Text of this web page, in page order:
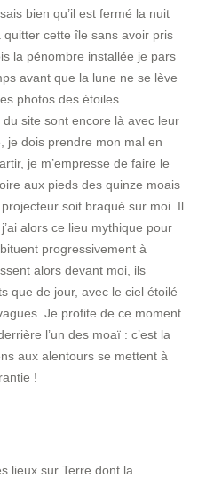
bien qu’il est fermé la nuit
cette île sans avoir pris
la pénombre installée je pars
avant que la lune ne se lève
photos des étoiles…
site sont encore là avec leur
je dois prendre mon mal en
je m’empresse de faire le
aux pieds des quinze moais
soit braqué sur moi. Il
alors ce lieu mythique pour
progressivement à
alors devant moi, ils
que de jour, avec le ciel étoilé
Je profite de ce moment
l’un des moaï : c’est la
aux alentours se mettent à
!
lieux sur Terre dont la